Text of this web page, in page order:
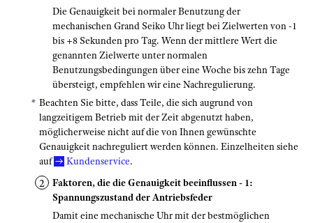
Die Genauigkeit bei normaler Benutzung der
mechanischen Grand Seiko Uhr liegt bei Zielwerten von -1
bis +8 Sekunden pro Tag. Wenn der mittlere Wert die
genannten Zielwerte unter normalen
Benutzungsbedingungen über eine Woche bis zehn Tage
übersteigt, empfehlen wir eine Nachregulierung.
Beachten Sie bitte, dass Teile, die sich augrund von
langzeitigem Betrieb mit der Zeit abgenutzt haben,
möglicherweise nicht auf die von Ihnen gewünschte
Genauigkeit nachreguliert werden können. Einzelheiten siehe
auf
Kundenservice.
Faktoren, die die Genauigkeit beeinflussen - 1:
Spannungszustand der Antriebsfeder
Damit eine mechanische Uhr mit der bestmöglichen